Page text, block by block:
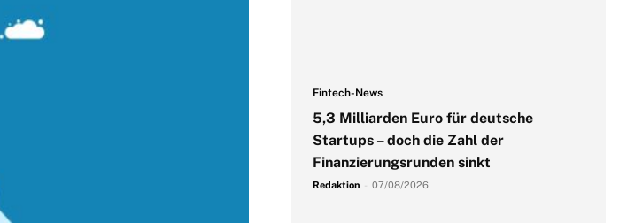
Fintech-News
5,3 Milliarden Euro für deutsche
Startups – doch die Zahl der
Finanzierungsrunden sinkt
Redaktion 07/08/2026